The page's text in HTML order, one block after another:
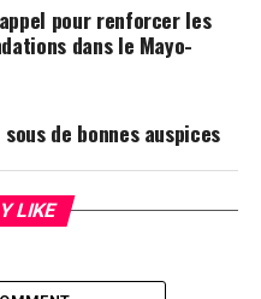
pour renforcer les
dans le Mayo-
de bonnes auspices
LIKE